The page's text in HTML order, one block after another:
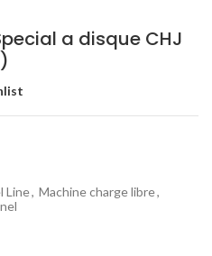
a disque CHJ
Line, Machine charge libre,